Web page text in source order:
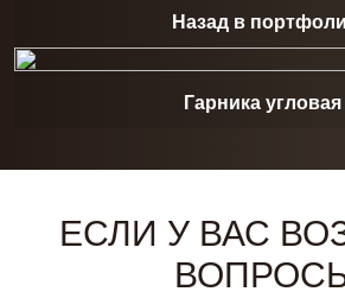
Назад в
Гарника угловая
ЕСЛИ У ВАС